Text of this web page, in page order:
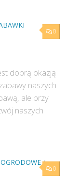
0
dobrą okazją
naszych
ale przy
naszych
0
/